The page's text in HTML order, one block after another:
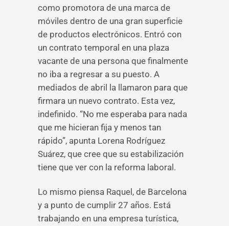
como promotora de una marca de
móviles dentro de una gran superficie
de productos electrónicos. Entró con
un contrato temporal en una plaza
vacante de una persona que finalmente
no iba a regresar a su puesto. A
mediados de abril la llamaron para que
firmara un nuevo contrato. Esta vez,
indefinido. “No me esperaba para nada
que me hicieran fija y menos tan
rápido”, apunta Lorena Rodríguez
Suárez, que cree que su estabilización
tiene que ver con la reforma laboral.
Lo mismo piensa Raquel, de Barcelona
y a punto de cumplir 27 años. Está
trabajando en una empresa turística,